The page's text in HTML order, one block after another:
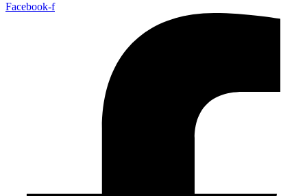
Facebook-f